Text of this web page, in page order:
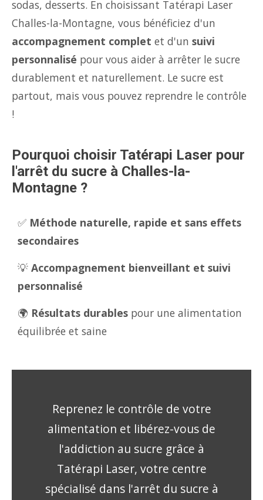
sodas, desserts. En choisissant Tatérapi Laser
Challes-la-Montagne, vous bénéficiez d'un
accompagnement complet et d'un suivi
personnalisé pour vous aider à arrêter le sucre
durablement et naturellement. Le sucre est
partout, mais vous pouvez reprendre le contrôle
!
Pourquoi choisir Tatérapi Laser pour
l'arrêt du sucre à Challes-la-
Montagne ?
✅ Méthode naturelle, rapide et sans effets
secondaires
💡 Accompagnement bienveillant et suivi
personnalisé
🌍 Résultats durables pour une alimentation
équilibrée et saine
Reprenez le contrôle de votre
alimentation et libérez-vous de
l'addiction au sucre grâce à
Tatérapi Laser, votre centre
spécialisé dans l'arrêt du sucre à